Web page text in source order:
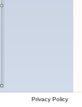
Privacy Policy